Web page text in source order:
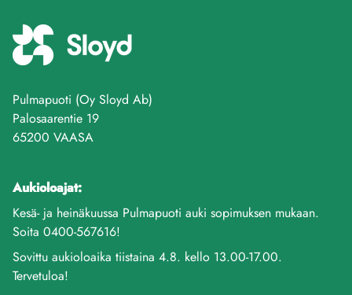
Pulmapuoti (Oy Sloyd Ab)
Palosaarentie 19
65200 VAASA
Aukioloajat:
Kesä- ja heinäkuussa Pulmapuoti auki sopimuksen mukaan.
Soita 0400-567616!
Sovittu aukioloaika tiistaina 4.8. kello 13.00-17.00.
Tervetuloa!